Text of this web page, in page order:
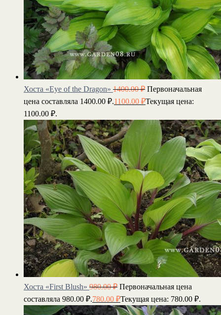
Хоста «Eye of the Dragon» 1400.00₽ Первоначальная
цена составляла 1400.00 ₽.1100.00 ₽Текущая цена:
1100.00 ₽.
Хоста «First Blush» 980.00₽ Первоначальная цена
составляла 980.00 ₽.780.00 ₽Текущая цена: 780.00 ₽.